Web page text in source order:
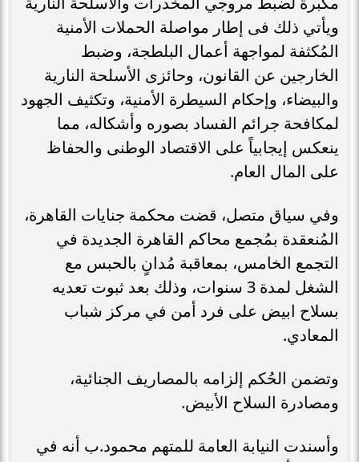
ويأتي ذلك فى إطار مواصلة الحملات الأمنية
المُكثفة لمواجهة أعمال البلطجة، وضبط
الخارجين عن القانون، وحائزى الأسلحة النارية
والبيضاء، وإحكام السيطرة الأمنية، وتكثيف الجهود
لمكافحة جرائم الفساد بصوره وأشكاله، مما
ينعكس إيجابياً على الاقتصاد الوطنى والحفاظ
على المال العام.
وفي سياق متصل، قضت محكمة جنايات القاهرة،
المُنعقدة بمُجمع محاكم القاهرة الجديدة في
التجمع الخامس، بمعاقبة مُدانٍ بالحبس مع
الشغل لمدة 3 سنوات، وذلك بعد ثبوت تعديه
بسلاح ابيض على فرد أمن في مركز شباب
المعادي.
وتضمن الحُكم إلزامه بالمصاريف الجنائية،
ومصادرة السلاح الأبيض.
وأسندت النيابة العامة للمتهم محمود.ب أنه في